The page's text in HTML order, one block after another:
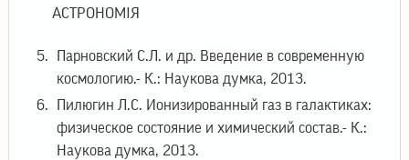
АСТРОНОМІЯ
Парновский С.Л. и др. Введение в современную
космологию.- К.: Наукова думка, 2013.
Пилюгин Л.С. Ионизированный газ в галактиках:
физическое состояние и химический состав.- К.:
Наукова думка, 2013.